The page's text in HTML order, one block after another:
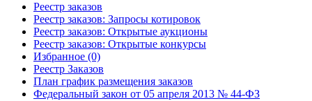
Реестр заказов
Реестр заказов: Запросы котировок
Реестр заказов: Открытые аукционы
Реестр заказов: Открытые конкурсы
Избранное (0)
Реестр Заказов
План график размещения заказов
Федеральный закон от 05 апреля 2013 № 44-ФЗ